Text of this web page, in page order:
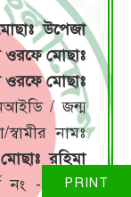
উপেজা
মোছাঃ
মোছাঃ
/ জন্ম
নামঃ
মোছাঃ রহিমা
নং - ০৩,